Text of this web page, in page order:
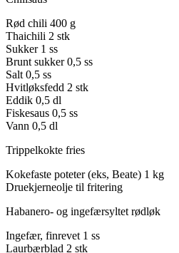
Rød chili 400 g
Thaichili 2 stk
Sukker 1 ss
Brunt sukker 0,5 ss
Salt 0,5 ss
Hvitløksfedd 2 stk
Eddik 0,5 dl
Fiskesaus 0,5 ss
Vann 0,5 dl
Trippelkokte fries
Kokefaste poteter (eks, Beate) 1 kg
Druekjerneolje til fritering
Habanero- og ingefærsyltet rødløk
Ingefær, finrevet 1 ss
Laurbærblad 2 stk